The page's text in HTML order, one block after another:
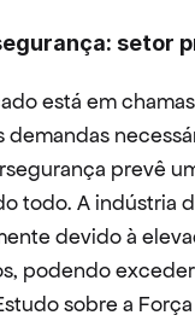
setor
está em
demandas
prevê
todo. A indústria
devido à
podendo
sobre a